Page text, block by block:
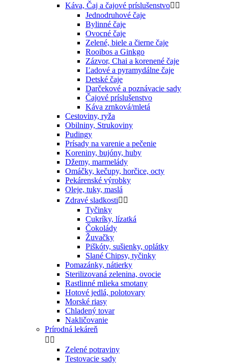
Káva, Čaj a čajové príslušenstvo 
Jednodruhové čaje
Bylinné čaje
Ovocné čaje
Zelené, biele a čierne čaje
Rooibos a Ginkgo
Zázvor, Chai a korenené čaje
Ľadové a pyramydálne čaje
Detské čaje
Darčekové a poznávacie sady
Čajové príslušenstvo
Káva zrnková/mletá
Cestoviny, ryža
Obilniny, Strukoviny
Pudingy
Prísady na varenie a pečenie
Koreniny, bujóny, huby
Džemy, marmelády
Omáčky, kečupy, horčice, octy
Pekárenské výrobky
Oleje, tuky, maslá
Zdravé sladkosti 
Tyčinky
Cukríky, lízatká
Čokolády
Žuvačky
Piškóty, sušienky, oplátky
Slané Chipsy, tyčinky
Pomazánky, nátierky
Sterilizovaná zelenina, ovocie
Rastlinné mlieka smotany
Hotové jedlá, polotovary
Morské riasy
Chladený tovar
Nakličovanie
Prírodná lekáreň
 
Zelené potraviny
Testovacie sady